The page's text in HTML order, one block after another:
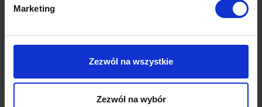
Marketing
Zezwól na wszystkie
Zezwól na wybór